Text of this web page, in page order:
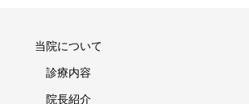
当院について
診療内容
院長紹介